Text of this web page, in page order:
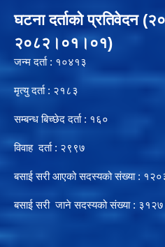
घटना दर्ताको प्रतिवेदन
२०८२।०१।०१)
जन्म दर्ता : १०४१३
मृत्यु दर्ता : २१८३
सम्बन्ध बिच्छेद दर्ता : १६०
विवाह दर्ता : २९९७
बसाई सरी आएको सदस्यको संख्या :
बसाई सरी जाने सदस्यको संख्या : ३१२७